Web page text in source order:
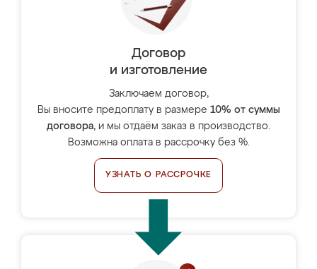
Договор
и изготовление
Заключаем договор,
Вы вносите предоплату в размере 10% от суммы
договора, и мы отдаём заказ в производство.
Возможна оплата в рассрочку без %.
УЗНАТЬ О РАССРОЧКЕ